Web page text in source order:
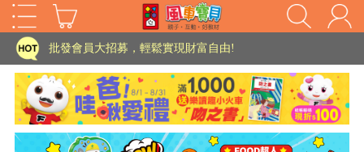
家長樂了!「風車書版集團暨FOOD超人企業總部」目前正興建中!
批發會員大招募，輕鬆實現財富自由!
如需更改或重開發票 需在訂單成立三天內通知客服 寄回發票需附上回郵郵票
老師您好!!幼教會員火熱招募中~
海外購物免煩惱！點我查看『海外購物流程說明』